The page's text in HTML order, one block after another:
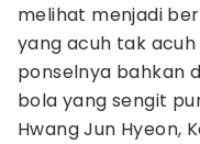
melihat menjadi
yang acuh tak
ponselnya bahkan
bola yang sengit
Hwang Jun Hyeon,